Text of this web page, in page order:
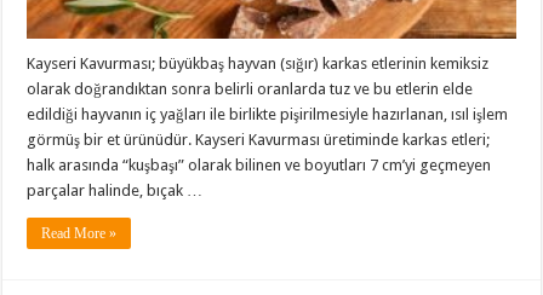
Kayseri Kavurması; büyükbaş hayvan (sığır) karkas etlerinin kemiksiz
olarak doğrandıktan sonra belirli oranlarda tuz ve bu etlerin elde
edildiği hayvanın iç yağları ile birlikte pişirilmesiyle hazırlanan, ısıl işlem
görmüş bir et ürünüdür. Kayseri Kavurması üretiminde karkas etleri;
halk arasında “kuşbaşı” olarak bilinen ve boyutları 7 cm’yi geçmeyen
parçalar halinde, bıçak …
Read More »